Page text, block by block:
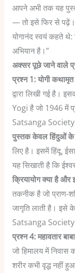
आपने अभी तक यह
— तो इसे फिर से पढ़ें।
योगानंद स्वयं कहते
अभियान है।”
अक्सर पूछे जाने वाले
प्रश्न 1: योगी
द्वारा लिखी गई है।
Yogi है जो 1946 में
Satsanga Society
पुस्तक केवल हिंदुओं के
लिए है। इसमें हिंदू,
यह सिखाती है कि
क्रियायोग क्या है
तकनीक है जो प्राण-
जागृति लाती है। इसे
Satsanga Society
प्रश्न 4: महावतार
जो हिमालय में
शरीर कभी वृद्ध नहीं